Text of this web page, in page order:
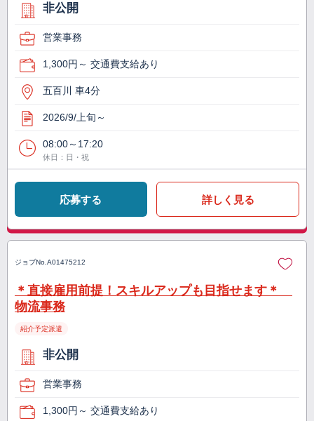
非公開
営業事務
1,300円～ 交通費支給あり
五百川 車4分
2026/9/上旬～
08:00～17:20
休日：日・祝
応募する 詳しく見る
ジョブNo. A01475212
＊直接雇用前提！スキルアップも目指せます＊
物流事務
紹介予定派遣
非公開
営業事務
1,300円～ 交通費支給あり